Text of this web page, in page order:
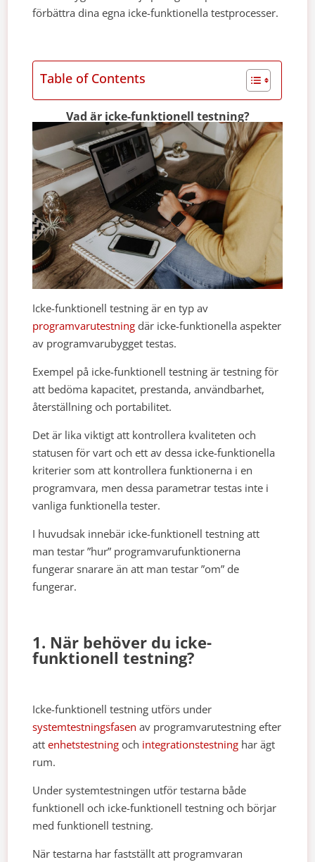
förbättra dina egna icke-funktionella testprocesser.
Table of Contents
Vad är icke-funktionell testning?
Icke-funktionell testning är en typ av
programvarutestning där icke-funktionella aspekter
av programvarubygget testas.
Exempel på icke-funktionell testning är testning för
att bedöma kapacitet, prestanda, användbarhet,
återställning och portabilitet.
Det är lika viktigt att kontrollera kvaliteten och
statusen för vart och ett av dessa icke-funktionella
kriterier som att kontrollera funktionerna i en
programvara, men dessa parametrar testas inte i
vanliga funktionella tester.
I huvudsak innebär icke-funktionell testning att
man testar ”hur” programvarufunktionerna
fungerar snarare än att man testar ”om” de
fungerar.
1. När behöver du icke-
funktionell testning?
Icke-funktionell testning utförs under
systemtestningsfasen av programvarutestning efter
attenhetstestning och integrationstestning har ägt
rum.
Under systemtestningen utför testarna både
funktionell och icke-funktionell testning och börjar
med funktionell testning.
När testarna har fastställt att programvaran